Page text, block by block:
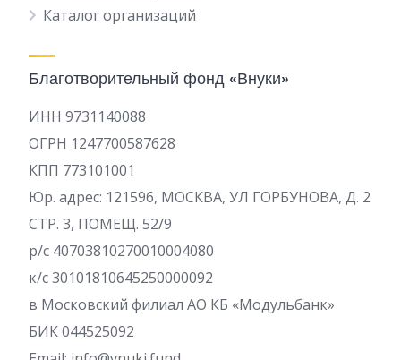
Каталог организаций
Благотворительный фонд «Внуки»
ИНН 9731140088
ОГРН 1247700587628
КПП 773101001
Юр. адрес: 121596, МОСКВА, УЛ ГОРБУНОВА, Д. 2
СТР. 3, ПОМЕЩ. 52/9
р/c 40703810270010004080
к/с 30101810645250000092
в Московский филиал АО КБ «Модульбанк»
БИК 044525092